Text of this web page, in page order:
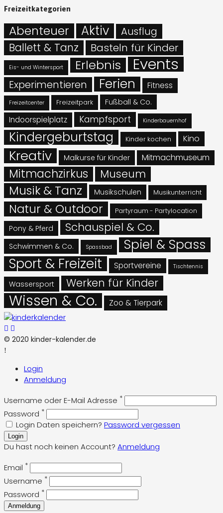
Freizeitkategorien
Abenteuer Aktiv Ausflug
Ballett & Tanz Basteln für Kinder
Eis- und Wintersport Erlebnis Events
Experimentieren Ferien Fitness
Freizeitcenter Freizeitpark Fußball & Co.
Indoorspielplatz Kampfsport Kinderbauernhof
Kindergeburtstag Kinder kochen Kino
Kreativ Malkurse für Kinder Mitmachmuseum
Mitmachzirkus Museum
Musik & Tanz Musikschulen Musikunterricht
Natur & Outdoor Partyraum - Partylocation
Pony & Pferd Schauspiel & Co.
Schwimmen & Co. Spassbad Spiel & Spass
Sport & Freizeit Sportvereine Tischtennis
Wassersport Werken für Kinder
Wissen & Co. Zoo & Tierpark
© 2020 kinder-kalender.de
Login
Anmeldung
Username oder E-Mail Adresse *
Password *
Login Daten speichern? Password vergessen
Login
Du hast noch keinen Account? Anmeldung
Email *
Username *
Password *
Anmeldung